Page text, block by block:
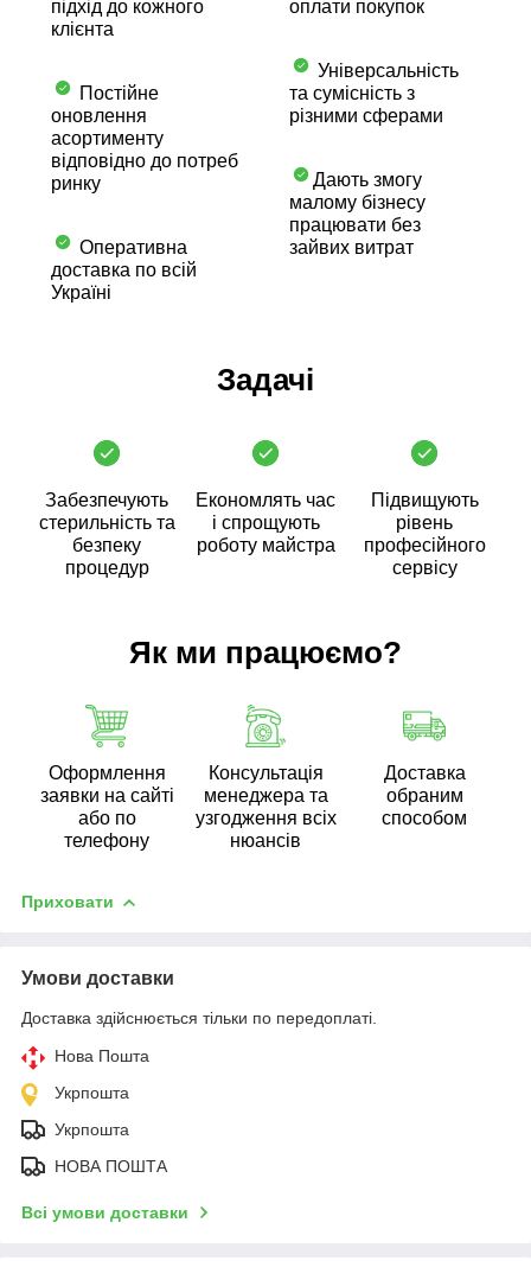
підхід до кожного
клієнта
Постійне
оновлення
асортименту
відповідно до потреб
ринку
Оперативна
доставка по всій
Україні
оплати покупок
Універсальність
та сумісність з
різними сферами
Дають змогу
малому бізнесу
працювати без
зайвих витрат
Задачі
Забезпечують
стерильність та
безпеку
процедур
Економлять час
і спрощують
роботу майстра
Підвищують
рівень
професійного
сервісу
Як ми працюємо?
Оформлення
заявки на сайті
або по
телефону
Консультація
менеджера та
узгодження всіх
нюансів
Доставка
обраним
способом
Приховати
Умови доставки
Доставка здійснюється тільки по передоплаті.
Нова Пошта
Укрпошта
Укрпошта
НОВА ПОШТА
Всі умови доставки